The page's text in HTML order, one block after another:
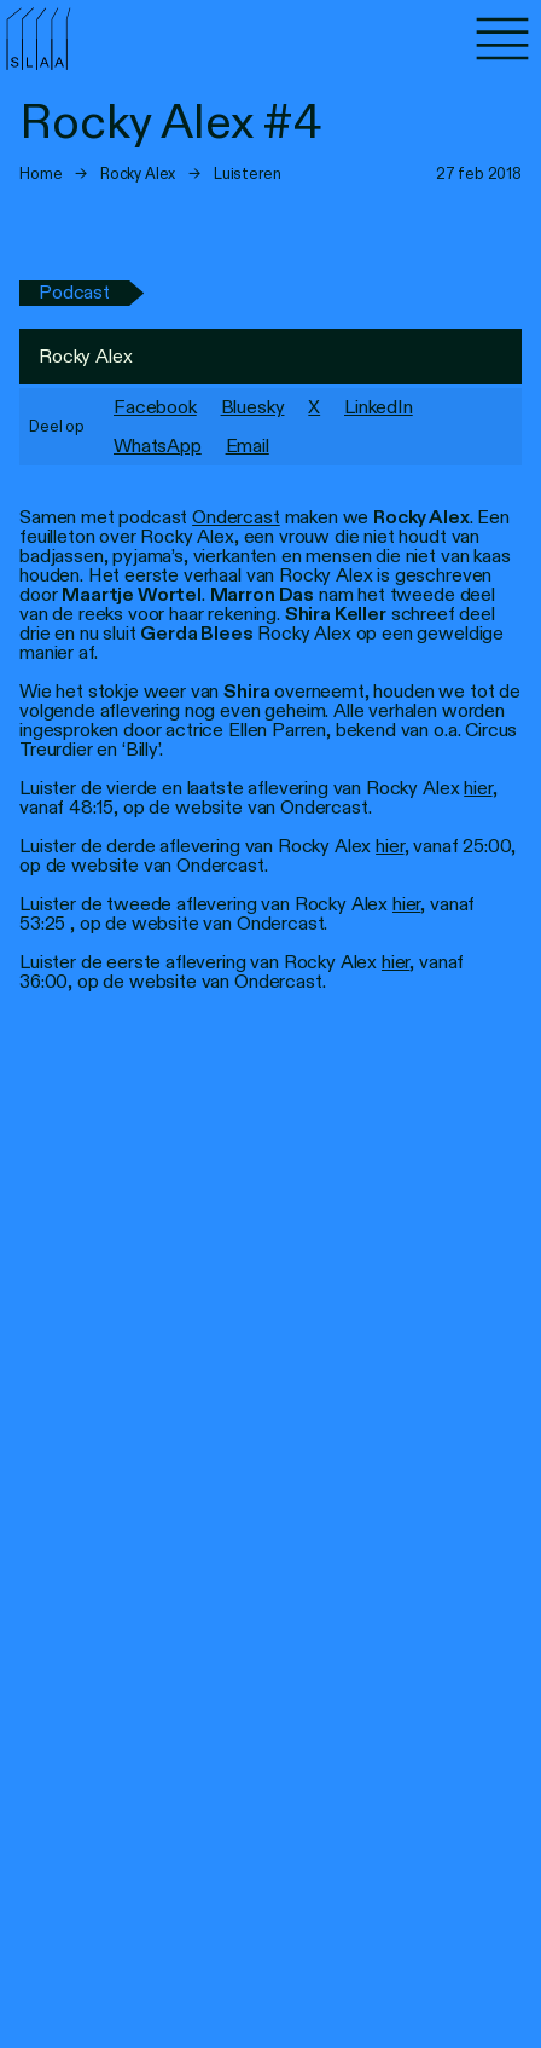
Rocky Alex #4
Home → Rocky Alex → Luisteren 27 feb 2018
Samen met podcastOndercast maken we Rocky Alex. Een
feuilleton over Rocky Alex, een vrouw die niet houdt van
badjassen, pyjama’s, vierkanten en mensen die niet van kaas
houden. Het eerste verhaal van Rocky Alex is geschreven
door Maartje Wortel. Marron Das nam het tweede deel
van de reeks voor haar rekening. Shira Kellerschreef deel
drie en nu sluit Gerda Blees Rocky Alex op een geweldige
manier af.
Wie het stokje weer vanShira overneemt, houden we tot de
volgende aflevering nog even geheim. Alle verhalen worden
ingesproken door actrice Ellen Parren, bekend van o.a. Circus
Treurdier en ‘Billy’.
Luister de vierde en laatste aflevering van Rocky Alexhier,
vanaf 48:15, op de website van Ondercast.
Luister de derde aflevering van Rocky Alexhier, vanaf 25:00,
op de website van Ondercast.
Luister de tweede aflevering van Rocky Alex hier, vanaf
53:25 , op de website van Ondercast.
Luister de eerste aflevering van Rocky Alex hier, vanaf
36:00, op de website van Ondercast.
Podcast
Rocky Alex
Deel op
Facebook Bluesky X
LinkedIn
WhatsApp
Email
Agenda
Programma's
Lezen
Luisteren
Nieuwsbrief
Over SLAA
Vacatures
Locaties
Personen
Toegankelijkheid
Stadsdichter